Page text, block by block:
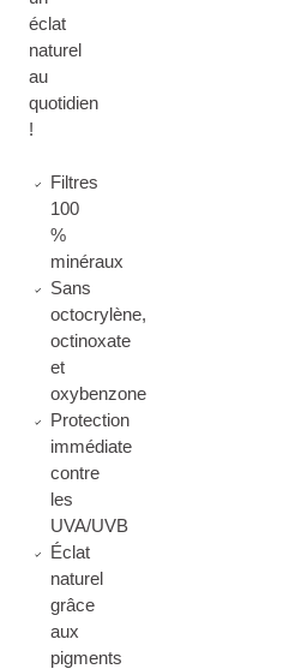
éclat
naturel
au
quotidien
!
Filtres
100
%
minéraux
Sans
octocrylène,
octinoxate
et
oxybenzone
Protection
immédiate
contre
les
UVA/UVB
Éclat
naturel
grâce
aux
pigments